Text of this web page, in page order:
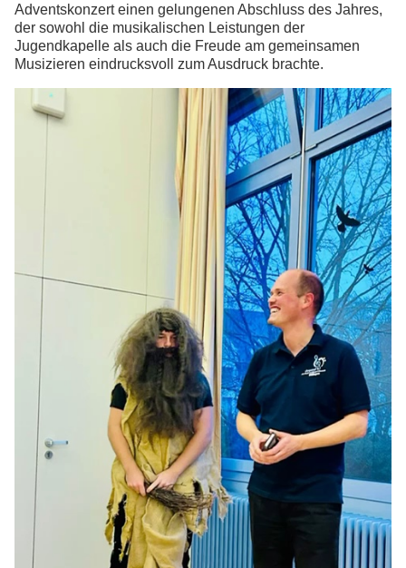
Adventskonzert einen gelungenen Abschluss des Jahres,
der sowohl die musikalischen Leistungen der
Jugendkapelle als auch die Freude am gemeinsamen
Musizieren eindrucksvoll zum Ausdruck brachte.